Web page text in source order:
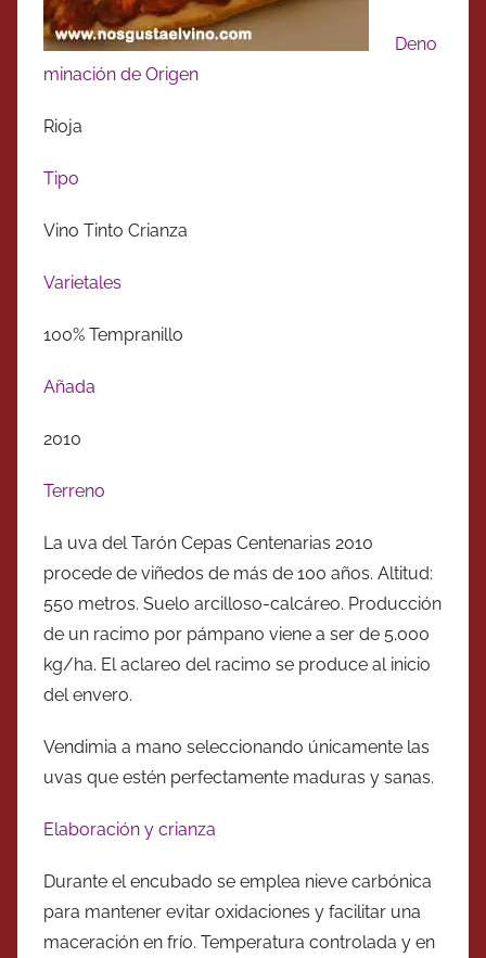
Deno
minación de Origen
Rioja
Tipo
Vino Tinto Crianza
Varietales
100% Tempranillo
Añada
2010
Terreno
La uva del Tarón Cepas Centenarias 2010
procede de viñedos de más de 100 años. Altitud:
550 metros. Suelo arcilloso-calcáreo. Producción
de un racimo por pámpano viene a ser de 5.000
kg/ha. El aclareo del racimo se produce al inicio
del envero.
Vendimia a mano seleccionando únicamente las
uvas que estén perfectamente maduras y sanas.
Elaboración y crianza
Durante el encubado se emplea nieve carbónica
para mantener evitar oxidaciones y facilitar una
maceración en frío. Temperatura controlada y en